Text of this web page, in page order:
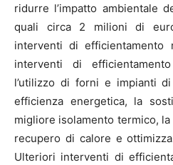
ridurre l’impatto ambientale
quali circa 2 milioni di
interventi di efficientamento
interventi di
l’utilizzo di forni e impianti
efficienza energetica, la
migliore isolamento termico,
recupero di calore e
Ulteriori interventi di